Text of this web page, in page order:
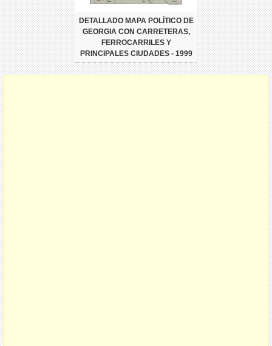
DETALLADO MAPA POLÍTICO DE
GEORGIA CON CARRETERAS,
FERROCARRILES Y
PRINCIPALES CIUDADES - 1999